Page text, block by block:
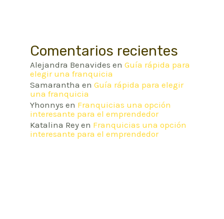
Comentarios recientes
Alejandra Benavides enGuía rápida para
elegir una franquicia
Samarantha enGuía rápida para elegir
una franquicia
Yhonnys en Franquicias una opción
interesante para el emprendedor
Katalina Rey en Franquicias una opción
interesante para el emprendedor